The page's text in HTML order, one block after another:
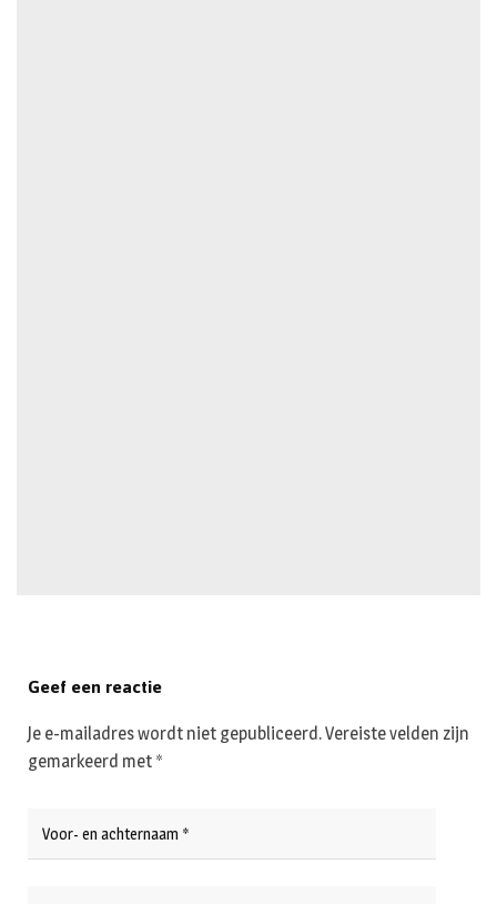
Geef een reactie
Je e-mailadres wordt niet gepubliceerd.Vereiste velden zijn
gemarkeerd met *